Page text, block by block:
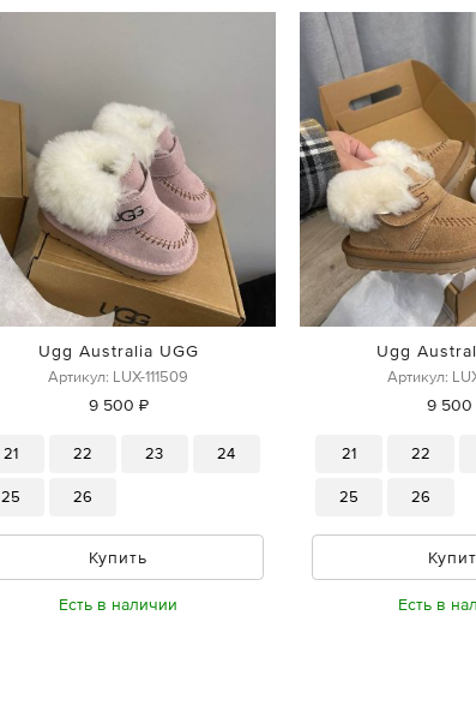
Ugg Australia UGG
Артикул: LUX-111509
9 500 ₽
21 22 23 24
25 26
Купить
Есть в наличии
Ugg
Артикул:
9 500
21 22
25 26
Есть в